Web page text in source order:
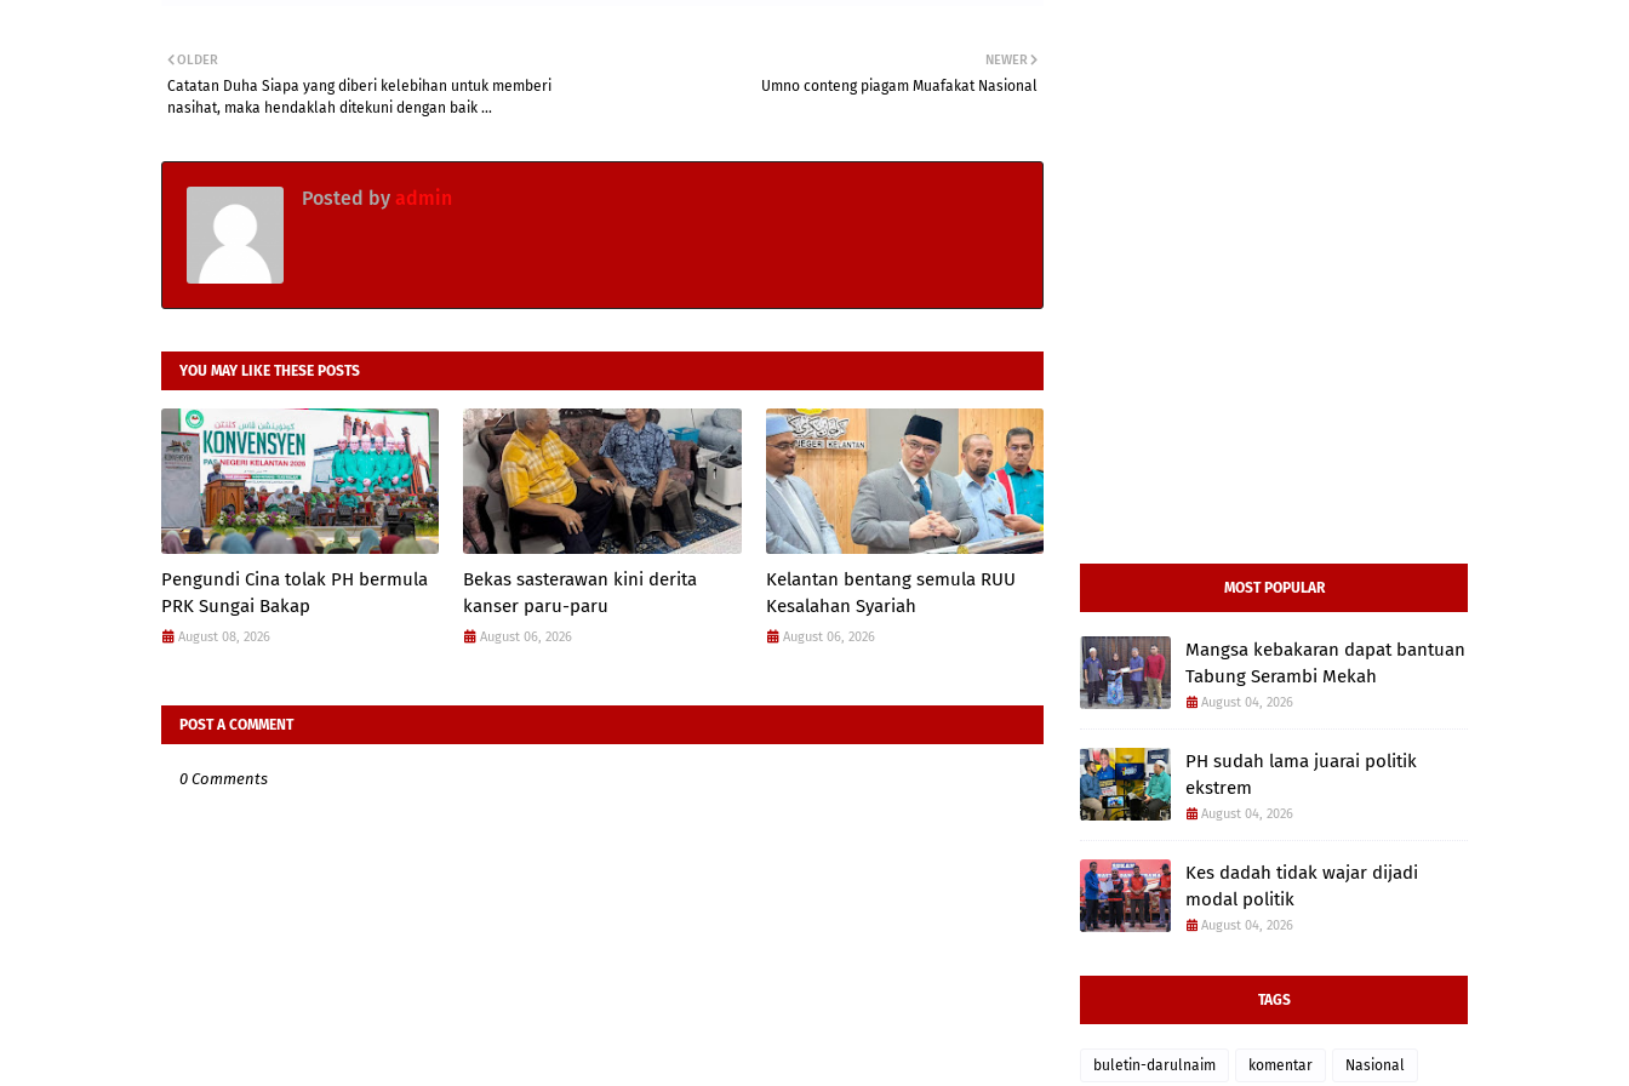
NEWER
Umno conteng piagam Muafakat Nasional
OLDER
Catatan Duha Siapa yang diberi kelebihan untuk memberi
nasihat, maka hendaklah ditekuni dengan baik ...
Posted by admin
YOU MAY LIKE THESE POSTS
Pengundi Cina tolak PH bermula
PRK Sungai Bakap
August 08, 2026
Bekas sasterawan kini derita
kanser paru-paru
August 06, 2026
Kelantan bentang semula RUU
Kesalahan Syariah
August 06, 2026
POST A COMMENT
0 Comments
MOST POPULAR
Mangsa kebakaran dapat bantuan
Tabung Serambi Mekah
August 04, 2026
PH sudah lama juarai politik
ekstrem
August 04, 2026
Kes dadah tidak wajar dijadi
modal politik
August 04, 2026
TAGS
buletin-darulnaim komentar Nasional